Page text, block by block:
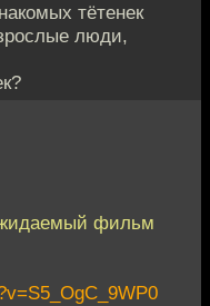
тётенек
люди,
фильм